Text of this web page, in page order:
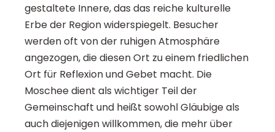
gestaltete Innere, das das reiche kulturelle
Erbe der Region widerspiegelt. Besucher
werden oft von der ruhigen Atmosphäre
angezogen, die diesen Ort zu einem friedlichen
Ort für Reflexion und Gebet macht. Die
Moschee dient als wichtiger Teil der
Gemeinschaft und heißt sowohl Gläubige als
auch diejenigen willkommen, die mehr über